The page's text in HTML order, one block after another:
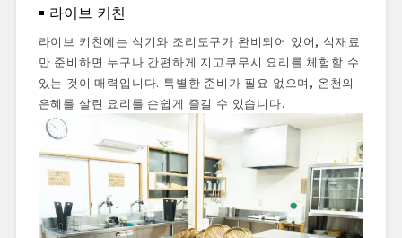
라이브 키친
라이브 키친에는 식기와 조리도구가 완비되어 있어, 식재료
만 준비하면 누구나 간편하게 지고쿠무시 요리를 체험할 수
있는 것이 매력입니다. 특별한 준비가 필요 없으며, 온천의
은혜를 살린 요리를 손쉽게 즐길 수 있습니다.